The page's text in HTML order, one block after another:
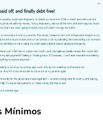
Mínimos